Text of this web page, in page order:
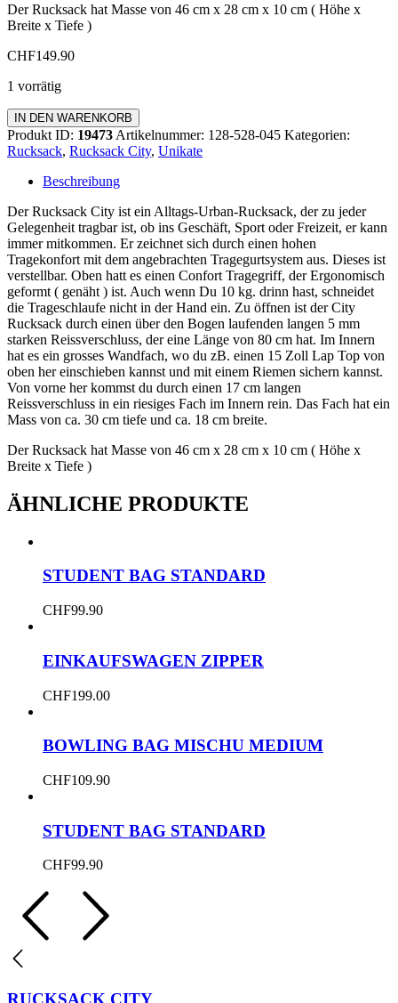
Der Rucksack hat Masse von 46 cm x 28 cm x 10 cm ( Höhe x
Breite x Tiefe )
CHF149.90
1 vorrätig
Rucksack
City
Menge
IN DEN WARENKORB
Produkt ID: 19473 Artikelnummer: 128-528-045 Kategorien:
Rucksack, Rucksack City, Unikate
Beschreibung
Der Rucksack City ist ein Alltags-Urban-Rucksack, der zu jeder
Gelegenheit tragbar ist, ob ins Geschäft, Sport oder Freizeit, er kann
immer mitkommen. Er zeichnet sich durch einen hohen
Tragekonfort mit dem angebrachten Tragegurtsystem aus. Dieses ist
verstellbar. Oben hatt es einen Confort Tragegriff, der Ergonomisch
geformt ( genäht ) ist. Auch wenn Du 10 kg. drinn hast, schneidet
die Trageschlaufe nicht in der Hand ein. Zu öffnen ist der City
Rucksack durch einen über den Bogen laufenden langen 5 mm
starken Reissverschluss, der eine Länge von 80 cm hat. Im Innern
hat es ein grosses Wandfach, wo du zB. einen 15 Zoll Lap Top von
oben her einschieben kannst und mit einem Riemen sichern kannst.
Von vorne her kommst du durch einen 17 cm langen
Reissverschluss in ein riesiges Fach im Innern rein. Das Fach hat ein
Mass von ca. 30 cm tiefe und ca. 18 cm breite.
Der Rucksack hat Masse von 46 cm x 28 cm x 10 cm ( Höhe x
Breite x Tiefe )
ÄHNLICHE PRODUKTE
STUDENT BAG STANDARD
CHF99.90
EINKAUFSWAGEN ZIPPER
CHF199.00
BOWLING BAG MISCHU MEDIUM
CHF109.90
STUDENT BAG STANDARD
CHF99.90
RUCKSACK CITY